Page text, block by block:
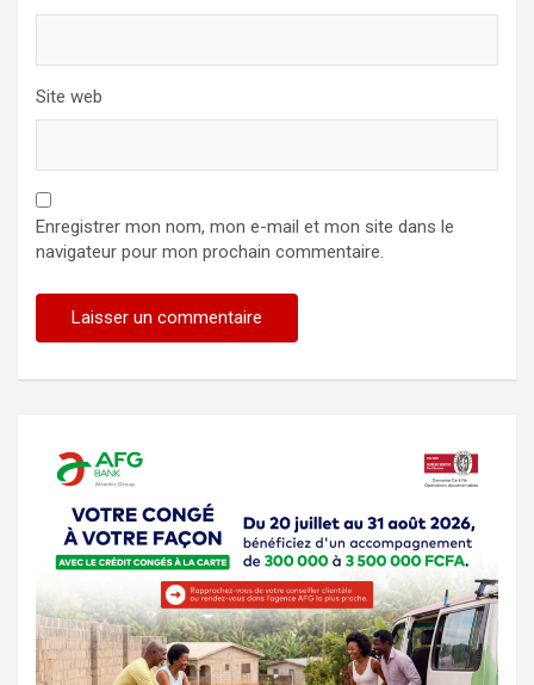
Site web
Enregistrer mon nom, mon e-mail et mon site dans le
navigateur pour mon prochain commentaire.